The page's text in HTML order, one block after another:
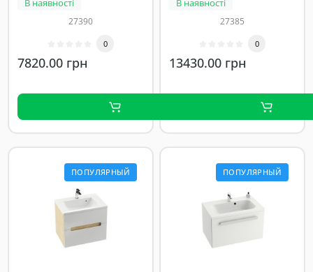
В наявності
27390
0
7820.00 грн
В наявності
27385
0
13430.00 грн
ПОПУЛЯРНЫЙ ПОПУЛЯРНЫЙ